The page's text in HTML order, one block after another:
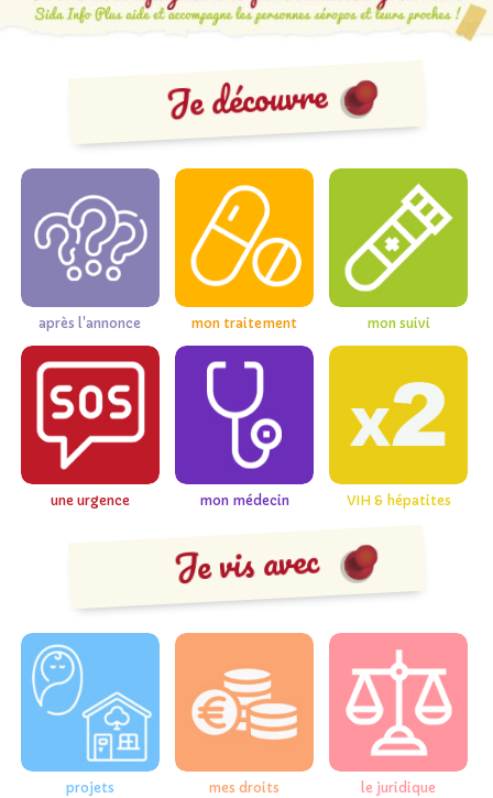
Je découvre
après l'annonce
une urgence
mon traitement
mon médecin
mon suivi
VIH & hépatites
Je vis avec
projets mes droits le juridique